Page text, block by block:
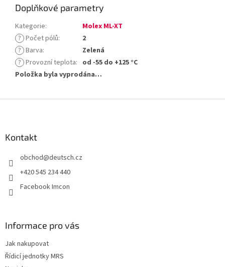
Doplňkové parametry
Kategorie:
Molex ML-XT
? Počet pólů:
2
? Barva:
Zelená
? Provozní teplota: od -55 do +125 °C
Položka byla vyprodána…
Kontakt
obchod@deutsch.cz
+420 545 234 440
Facebook Imcon
Informace pro vás
Jak nakupovat
Řídicí jednotky MRS